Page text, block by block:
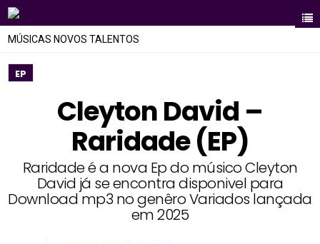
MÚSICAS NOVOS TALENTOS
EP
Cleyton David –
Raridade (EP)
Raridade é a nova Ep do músico Cleyton
David já se encontra disponivel para
Download mp3 no genêro Variados lançada
em 2025